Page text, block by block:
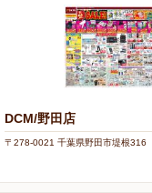
DCM/野田店
〒278-0021 千葉県野田市堤根316